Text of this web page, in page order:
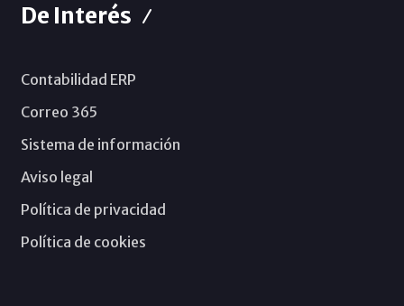
De Interés
Contabilidad ERP
Correo 365
Sistema de información
Aviso legal
Política de privacidad
Política de cookies